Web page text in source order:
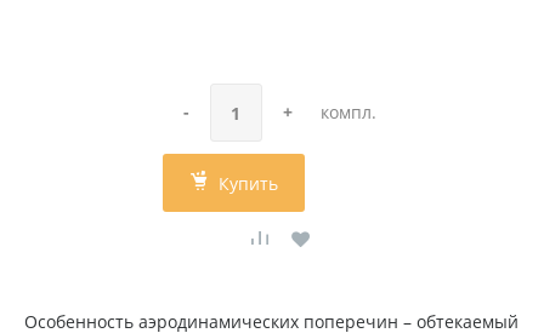
- + компл.
Купить
Особенность аэродинамических поперечин – обтекаемый